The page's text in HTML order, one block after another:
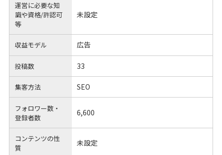
運営に必要な知
識や資格/許認可
等
未設定
収益モデル 広告
投稿数 33
集客方法 SEO
フォロワー数・
登録者数
6,600
コンテンツの性
質
未設定